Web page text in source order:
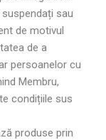
sau
de motivul
de a
persoanelor cu
Membru,
condițiile sus
produse prin